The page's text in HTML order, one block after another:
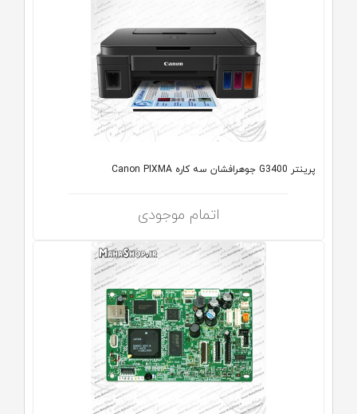
پرینتر G3400 جوهرافشان سه کاره Canon PIXMA
اتمام موجودی